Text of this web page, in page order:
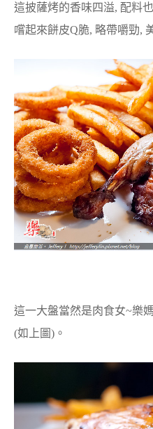
這披薩烤的香味四溢, 配料
嚐起來餅皮Q脆, 略帶嚼勁,
這一大盤當然是肉食女~樂
(如上圖)。